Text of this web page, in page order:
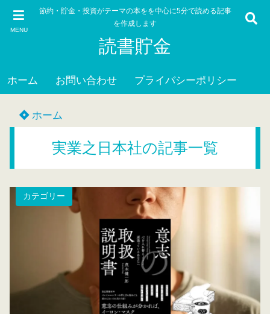
MENU
節約・貯金・投資がテーマの本をを中心に5分で読める記事
を作成します
読書貯金
ホーム お問い合わせ プライバシーポリシー
ホーム
実業之日本社の記事一覧
カテゴリー